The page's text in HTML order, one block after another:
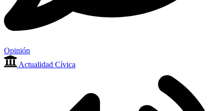
Opinión
Actualidad Cívica